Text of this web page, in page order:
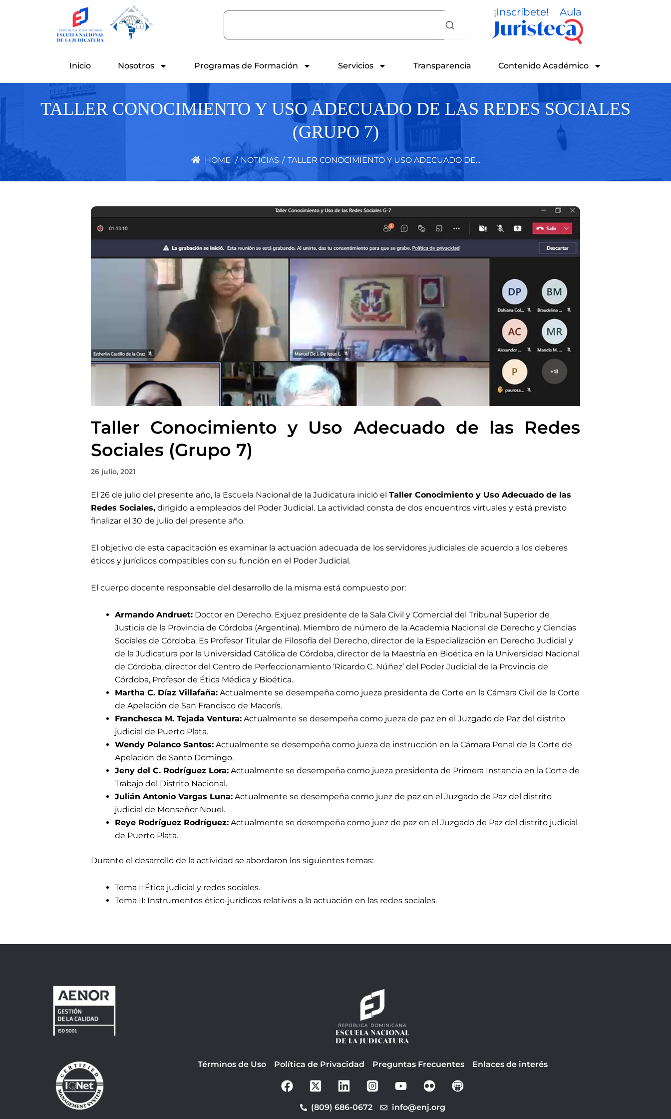
Search ¡Inscríbete! Aula
Inicio Nosotros Programas de Formación Servicios Transparencia Contenido Académico
TALLER CONOCIMIENTO Y USO ADECUADO DE LAS REDES SOCIALES
(GRUPO 7)
HOME / NOTICIAS / TALLER CONOCIMIENTO Y USO ADECUADO DE...
Taller Conocimiento y Uso Adecuado de las Redes
Sociales (Grupo 7)
26 julio, 2021
El 26 de julio del presente año, la Escuela Nacional de la Judicatura inició el Taller Conocimiento y Uso Adecuado de las
Redes Sociales, dirigido a empleados del Poder Judicial . La actividad consta de dos encuentros virtuales y está previsto
finalizar el 30 de julio del presente año.
El objetivo de esta capacitación es examinar la actuación adecuada de los servidores judiciales de acuerdo a los deberes
éticos y jurídicos compatibles con su función en el Poder Judicial.
El cuerpo docente responsable del desarrollo de la misma está compuesto por:
Armando Andruet: Doctor en Derecho. Exjuez presidente de la Sala Civil y Comercial del Tribunal Superior de
Justicia de la Provincia de Córdoba (Argentina). Miembro de número de la Academia Nacional de Derecho y Ciencias
Sociales de Córdoba. Es Profesor Titular de Filosofía del Derecho, director de la Especialización en Derecho Judicial y
de la Judicatura por la Universidad Católica de Córdoba, director de la Maestría en Bioética en la Universidad Nacional
de Córdoba, director del Centro de Perfeccionamiento ‘Ricardo C. Núñez’ del Poder Judicial de la Provincia de
Córdoba, Profesor de Ética Médica y Bioética.
Martha C. Díaz Villafaña: Actualmente se desempeña como jueza presidenta de Corte en la Cámara Civil de la Corte
de Apelación de San Francisco de Macorís.
Franchesca M. Tejada Ventura: Actualmente se desempeña como jueza de paz en el Juzgado de Paz del distrito
judicial de Puerto Plata.
Wendy Polanco Santos: Actualmente se desempeña como jueza de instrucción en la Cámara Penal de la Corte de
Apelación de Santo Domingo.
Jeny del C. Rodríguez Lora: Actualmente se desempeña como jueza presidenta de Primera Instancia en la Corte de
Trabajo del Distrito Nacional.
Julián Antonio Vargas Luna: Actualmente se desempeña como juez de paz en el Juzgado de Paz del distrito
judicial de Monseñor Nouel.
Reye Rodríguez Rodríguez: Actualmente se desempeña como juez de paz en el Juzgado de Paz del distrito judicial
de Puerto Plata.
Durante el desarrollo de la actividad se abordaron los siguientes temas:
Tema I: Ética judicial y redes sociales.
Tema II: Instrumentos ético-jurídicos relativos a la actuación en las redes sociales.
Términos de Uso Política de Privacidad Preguntas Frecuentes Enlaces de interés
F
a
o
u
t
(809) 686-0672 info@enj.org